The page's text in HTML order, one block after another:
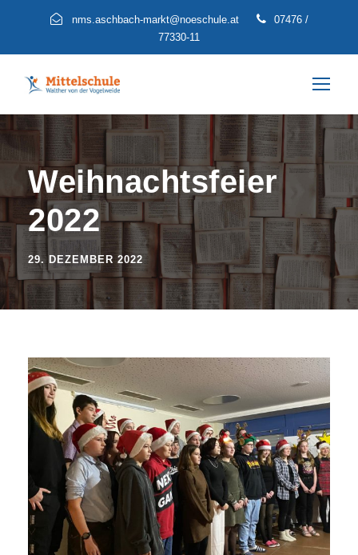
nms.aschbach-markt@noeschule.at
07476 /
77330-11
Weihnachtsfeier
2022
29. DEZEMBER 2022